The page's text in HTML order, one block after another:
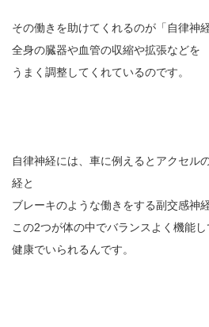
その働きを助けてくれるのが「自律神
全身の臓器や血管の収縮や拡張などを
うまく調整してくれているのです。
自律神経には、車に例えるとアクセル
経と
ブレーキのような働きをする副交感神
この2つが体の中でバランスよく機能
健康でいられるんです。